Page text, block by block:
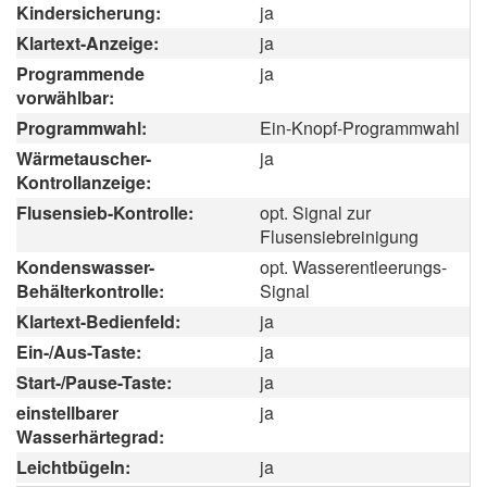
Kindersicherung:
ja
Klartext-Anzeige:
ja
Programmende
vorwählbar:
ja
Programmwahl:
Ein-Knopf-Programmwahl
Wärmetauscher-
Kontrollanzeige:
ja
Flusensieb-Kontrolle:
opt. Signal zur
Flusensiebreinigung
Kondenswasser-
Behälterkontrolle:
opt. Wasserentleerungs-
Signal
Klartext-Bedienfeld:
ja
Ein-/Aus-Taste:
ja
Start-/Pause-Taste:
ja
einstellbarer
Wasserhärtegrad:
ja
Leichtbügeln: ja